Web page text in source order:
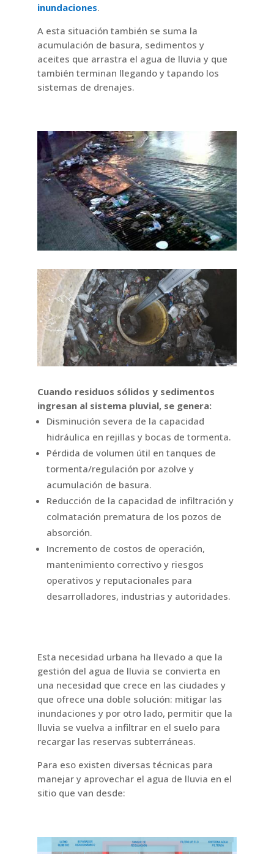
inundaciones.
A esta situación también se suma la
acumulación de basura, sedimentos y
aceites que arrastra el agua de lluvia y que
también terminan llegando y tapando los
sistemas de drenajes.
Cuando residuos sólidos y sedimentos
ingresan al sistema pluvial, se genera:
Disminución severa de la capacidad
hidráulica en rejillas y bocas de tormenta.
Pérdida de volumen útil en tanques de
tormenta/regulación por azolve y
acumulación de basura.
Reducción de la capacidad de infiltración y
colmatación prematura de los pozos de
absorción.
Incremento de costos de operación,
mantenimiento correctivo y riesgos
operativos y reputacionales para
desarrolladores, industrias y autoridades.
Esta necesidad urbana ha llevado a que la
gestión del agua de lluvia se convierta en
una necesidad que crece en las ciudades y
que ofrece una doble solución: mitigar las
inundaciones y por otro lado, permitir que la
lluvia se vuelva a infiltrar en el suelo para
recargar las reservas subterráneas.
Para eso existen diversas técnicas para
manejar y aprovechar el agua de lluvia en el
sitio que van desde: